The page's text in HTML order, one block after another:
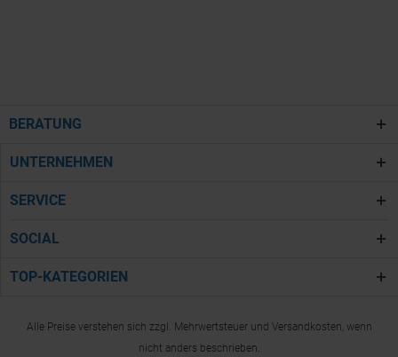
BERATUNG
UNTERNEHMEN
SERVICE
SOCIAL
TOP-KATEGORIEN
Alle Preise verstehen sich zzgl. Mehrwertsteuer und Versandkosten, wenn
nicht anders beschrieben.